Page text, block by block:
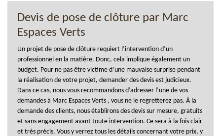
Devis de pose de clôture par Marc
Espaces Verts
Un projet de pose de clôture requiert l’intervention d’un
professionnel en la matière. Donc, cela implique également un
budget. Pour ne pas être victime d’une mauvaise surprise pendant
la réalisation de votre projet, demander des devis est judicieux.
Dans ce cas, nous vous recommandons d’adresser l’une de vos
demandes à Marc Espaces Verts , vous ne le regretterez pas. À la
demande des clients, nous établirons des devis sur mesure, gratuits
et sans engagement avant toute intervention. Ce sera à la fois clair
et très précis. Vous y verrez tous les détails concernant votre prix, y